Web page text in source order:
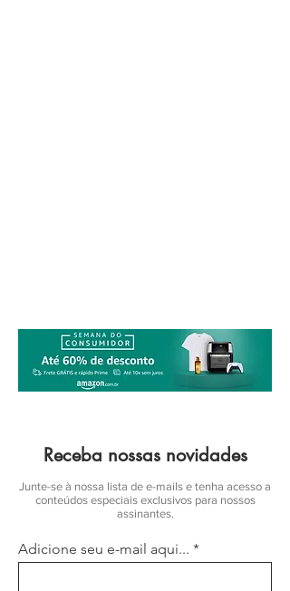
Receba nossas novidades
Junte-se à nossa lista de e-mails e tenha acesso a
conteúdos especiais exclusivos para nossos
assinantes.
Adicione seu e-mail aqui...